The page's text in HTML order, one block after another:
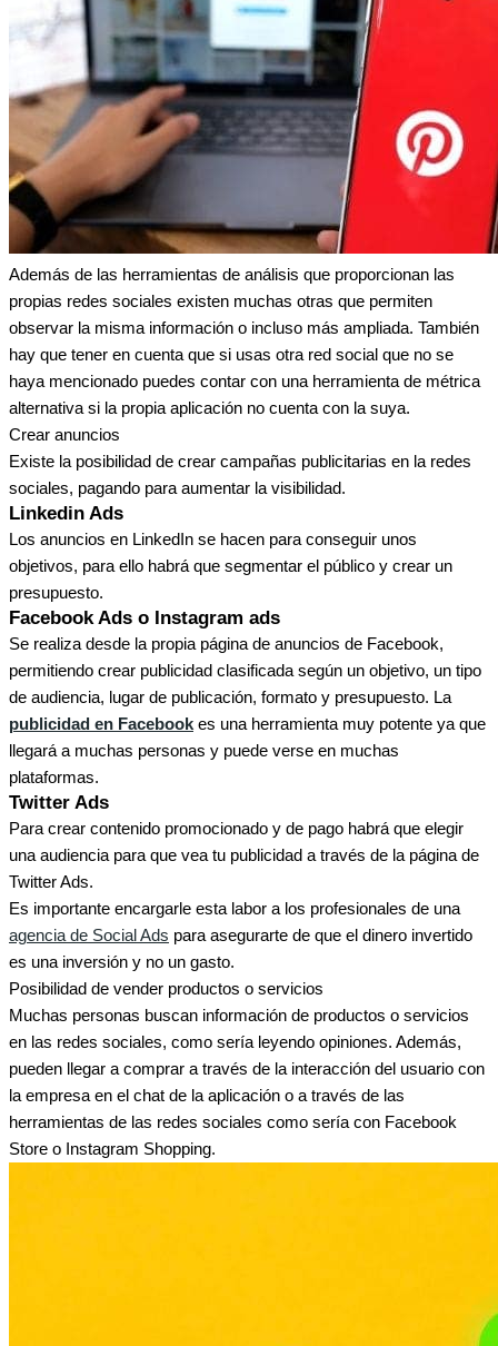
Además de las herramientas de análisis que proporcionan las
propias redes sociales existen muchas otras que permiten
observar la misma información o incluso más ampliada. También
hay que tener en cuenta que si usas otra red social que no se
haya mencionado puedes contar con una herramienta de métrica
alternativa si la propia aplicación no cuenta con la suya.
Crear anuncios
Existe la posibilidad de crear campañas publicitarias en la redes
sociales, pagando para aumentar la visibilidad.
Linkedin Ads
Los anuncios en LinkedIn se hacen para conseguir unos
objetivos, para ello habrá que segmentar el público y crear un
presupuesto.
Facebook Ads o Instagram ads
Se realiza desde la propia página de anuncios de Facebook,
permitiendo crear publicidad clasificada según un objetivo, un tipo
de audiencia, lugar de publicación, formato y presupuesto. La
publicidad en Facebook es una herramienta muy potente ya que
llegará a muchas personas y puede verse en muchas
plataformas.
Twitter Ads
Para crear contenido promocionado y de pago habrá que elegir
una audiencia para que vea tu publicidad a través de la página de
Twitter Ads.
Es importante encargarle esta labor a los profesionales de una
agencia de Social Ads para asegurarte de que el dinero invertido
es una inversión y no un gasto.
Posibilidad de vender productos o servicios
Muchas personas buscan información de productos o servicios
en las redes sociales, como sería leyendo opiniones. Además,
pueden llegar a comprar a través de la interacción del usuario con
la empresa en el chat de la aplicación o a través de las
herramientas de las redes sociales como sería con Facebook
Store o Instagram Shopping.